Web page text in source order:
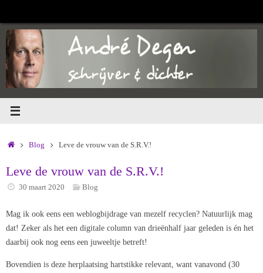
de
inhoud
HomeBlog Leve de vrouw van de S.R.V.!
Leve de vrouw van de S.R.V.!
30 maart 2020 Blog
Mag ik ook eens een weblogbijdrage van mezelf recyclen? Natuurlijk mag
dat! Zeker als het een digitale column van drieënhalf jaar geleden is én het
daarbij ook nog eens een juweeltje betreft!
Bovendien is deze herplaatsing hartstikke relevant, want vanavond (30